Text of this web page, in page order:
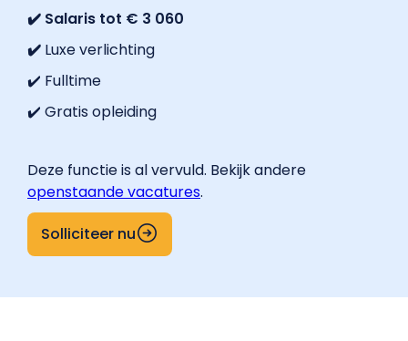
✔️ Salaris tot € 3 060
✔️ Luxe verlichting
✔️ Fulltime
✔️ Gratis opleiding
Deze functie is al vervuld. Bekijk andere
openstaande vacatures.
Solliciteer nu